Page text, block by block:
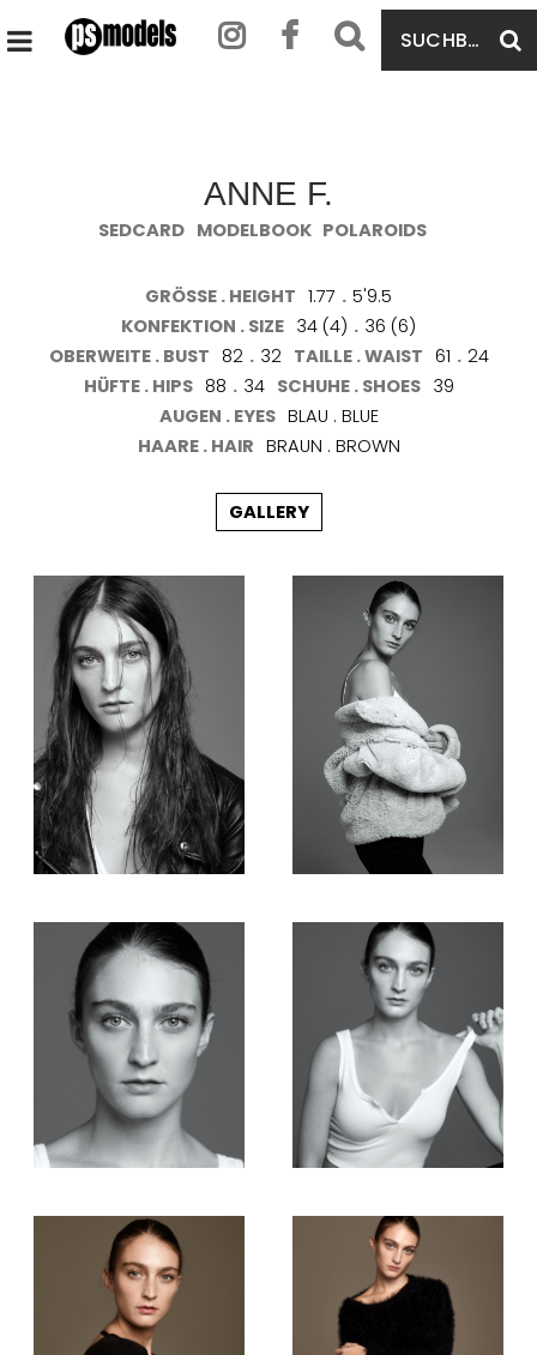
SUCHBEGRIFF
EINGEBEN
HAUPTMENÜ
ANNE F.
SEDCARD MODELBOOK POLAROIDS
GRÖSSE . HEIGHT 1.77 . 5'9.5
KONFEKTION . SIZE 34 (4) . 36 (6)
OBERWEITE . BUST 82 . 32 TAILLE . WAIST 61 . 24
HÜFTE . HIPS 88 . 34 SCHUHE . SHOES 39
AUGEN . EYES BLAU . BLUE
HAARE . HAIR BRAUN . BROWN
GALLERY